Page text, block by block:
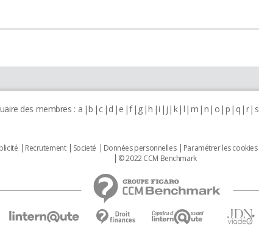
des membres : a b c d e f g h i j k l m n o p q r s
Recrutement Societé Données personnelles Paramétrer les cookies
© 2022 CCM Benchmark